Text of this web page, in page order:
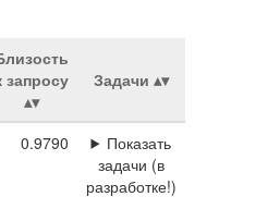
запросу
Задачи
0.9790
Показать
задачи (в
разработке!)